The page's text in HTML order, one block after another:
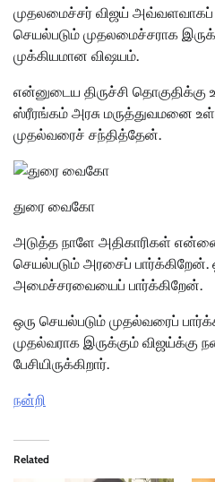
முதலமைச்சர் விஜய் அவ்வளவாகப்
செயல்படும் முதலமைச்சராக
முக்கியமான விஷயம்.
என்னுடைய திருச்சி தொகுதிக்கு
ஸ்ரீரங்கம் அரசு மருத்துவமனை
முதல்வரைச் சந்தித்தேன்.
துரை வைகோ
அடுத்த நாளே அதிகாரிகள்
செயல்படும் அரசைப் பார்க்கிறேன்.
அமைச்சரவையைப் பார்க்கிறேன்.
ஒரு செயல்படும் முதல்வரைப்
முதல்வராக இருக்கும் விஜய்க்கு
பேசியிருக்கிறார்.
நன்றி
Related